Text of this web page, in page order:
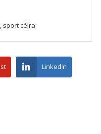
sport célra
LinkedIn